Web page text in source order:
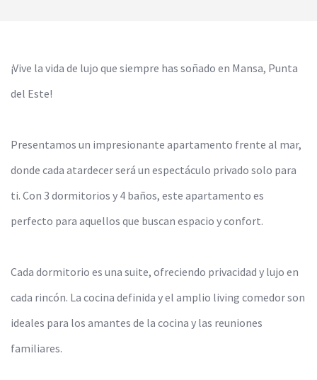
¡Vive la vida de lujo que siempre has soñado en Mansa, Punta
del Este!
Presentamos un impresionante apartamento frente al mar,
donde cada atardecer será un espectáculo privado solo para
ti. Con 3 dormitorios y 4 baños, este apartamento es
perfecto para aquellos que buscan espacio y confort.
Cada dormitorio es una suite, ofreciendo privacidad y lujo en
cada rincón. La cocina definida y el amplio living comedor son
ideales para los amantes de la cocina y las reuniones
familiares.